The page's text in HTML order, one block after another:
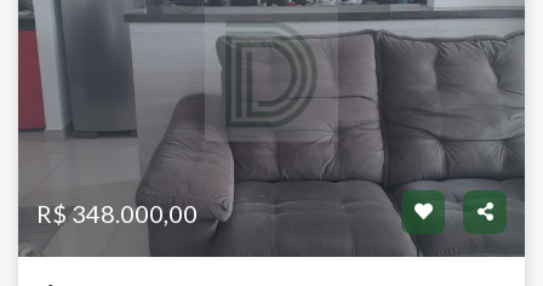
R$ 348.000,00